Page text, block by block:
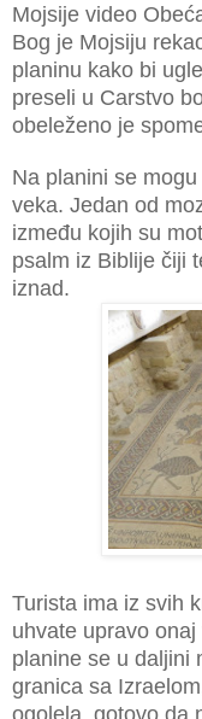
Mojsije video
Bog je Mojsiju
planinu kako bi
preseli u Carstvo
obeleženo je
Na planini se
veka. Jedan od
između kojih su
psalm iz Biblije čiji
iznad.
Turista ima iz svih
uhvate upravo
planine se u daljini
granica sa
ogolela, gotovo da